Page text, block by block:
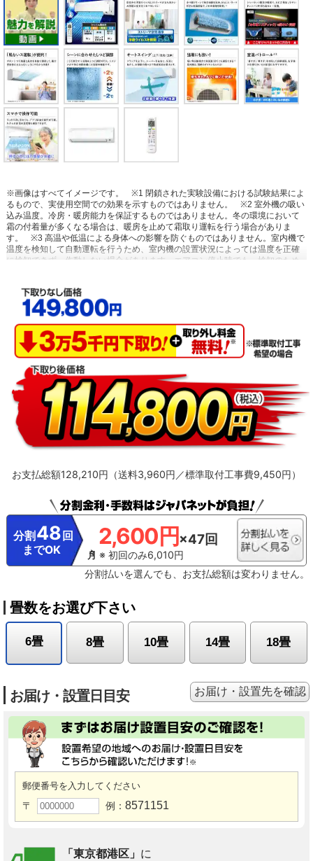
※画像はすべてイメージです。
※1 閉鎖された実験設備における試験結果によ
るもので、実使用空間での効果を示すものではありません。
※2 室外機の吸い
込み温度。冷房・暖房能力を保証するものではありません。冬の環境において
霜の付着量が多くなる場合は、暖房を止めて霜取り運転を行う場合がありま
す。
※3 高温や低温による身体への影響を防ぐものではありません。室内機で
温度を検知して自動運転を行うため、室内機の設置状況によっては温度を正確
に検知できず、作動しない場合があります。エアコン停止時でも、検知のため
動しません。
お支払総額128,210円（送料3,960円／標準取付工事費9,450円）
分割 48 回
までOK
2,600円×47回
※ 初回のみ6,010円
分割払いを選んでも、お支払総額は変わりません。
畳数をお選び下さい
6畳 8畳 10畳 14畳 18畳
お届け・設置日目安
郵便番号を入力してください
〒 例： 8571151
「東京都港区」 に
お届け・設置先を確認